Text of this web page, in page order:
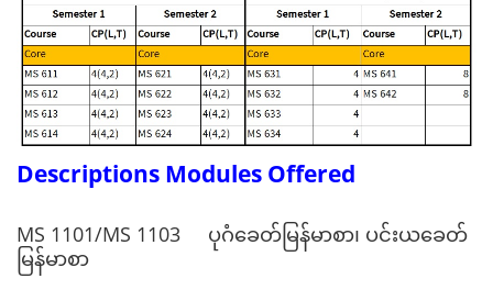
Descriptions Modules Offered
MS 1101/MS 1103 ပုဂံခေတ်မြန်မာစာ၊ ပင်းယခေတ်
မြန်မာစာ